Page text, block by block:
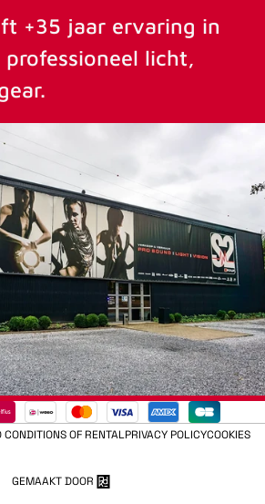
+35 jaar ervaring in
licht,
OF RENTALPRIVACY POLICYCOOKIES
GEMAAKT DOOR